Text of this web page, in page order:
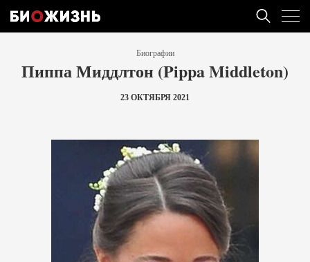
Биографии
Пиппа Миддлтон (Pippa Middleton)
23 ОКТЯБРЯ 2021